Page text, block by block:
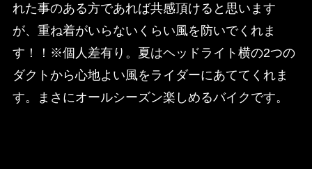
れた事のある方であれば共感頂けると思います
が、重ね着がいらないくらい風を防いでくれま
す！！※個人差有り。夏はヘッドライト横の2つの
ダクトから心地よい風をライダーにあててくれま
す。まさにオールシーズン楽しめるバイクです。